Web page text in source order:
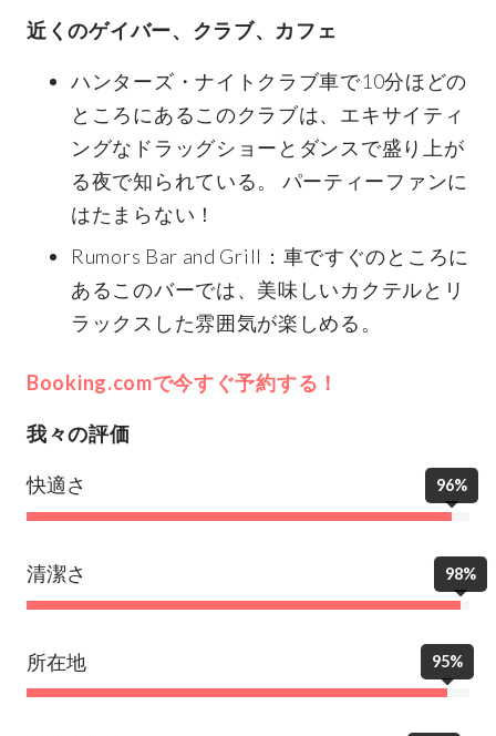
近くのゲイバー、クラブ、カフェ
ハンターズ・ナイトクラブ車で10分ほどの
ところにあるこのクラブは、エキサイティ
ングなドラッグショーとダンスで盛り上が
る夜で知られている。 パーティーファンに
はたまらない！
Rumors Bar and Grill：車ですぐのところに
あるこのバーでは、美味しいカクテルとリ
ラックスした雰囲気が楽しめる。
Booking.comで今すぐ予約する！
我々の評価
快適さ 96%
清潔さ 98%
所在地 95%